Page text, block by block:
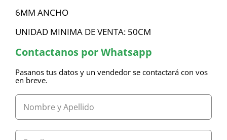
6MM ANCHO
UNIDAD MINIMA DE VENTA: 50CM
Contactanos por Whatsapp
Pasanos tus datos y un vendedor se contactará con vos
en breve.